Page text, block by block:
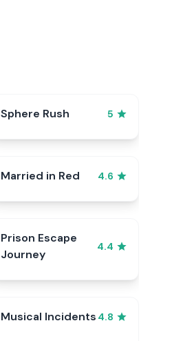
Sphere Rush 5
Married in Red 4.6
Prison Escape
Journey
4.4
Musical Incidents 4.8